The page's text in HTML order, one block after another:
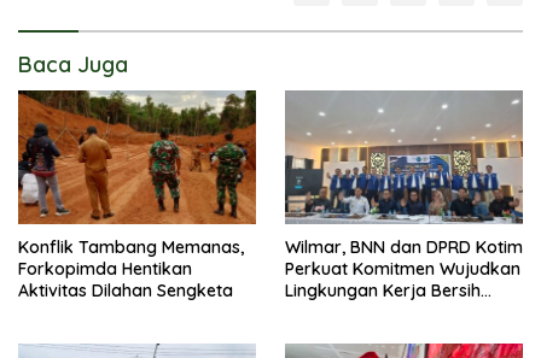
Baca Juga
Konflik Tambang Memanas,
Forkopimda Hentikan
Aktivitas Dilahan Sengketa
Wilmar, BNN dan DPRD Kotim
Perkuat Komitmen Wujudkan
Lingkungan Kerja Bersih